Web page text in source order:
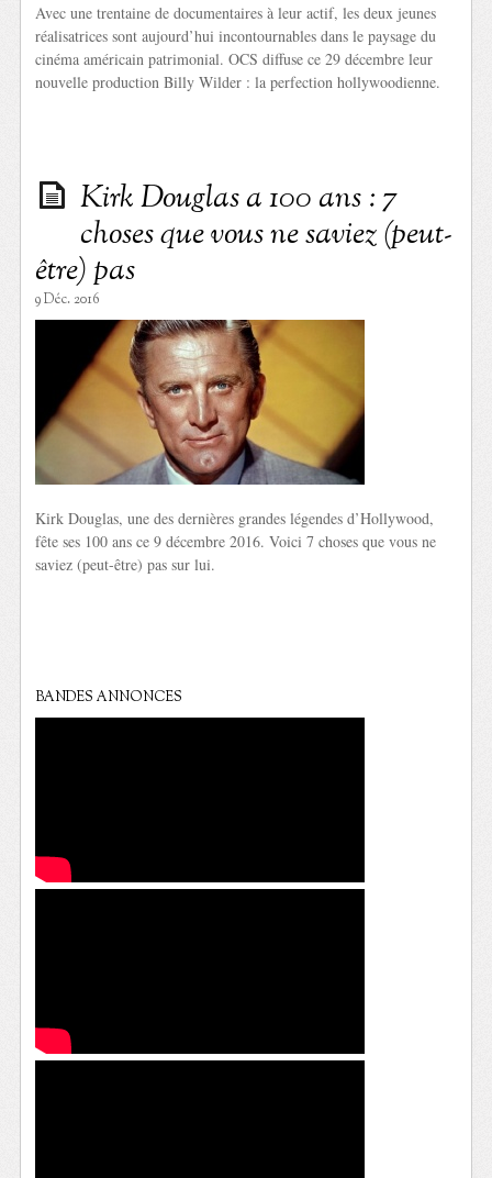
Avec une trentaine de documentaires à leur actif, les deux jeunes
réalisatrices sont aujourd’hui incontournables dans le paysage du
cinéma américain patrimonial. OCS diffuse ce 29 décembre leur
nouvelle production Billy Wilder : la perfection hollywoodienne.
Kirk Douglas a 100 ans : 7
choses que vous ne saviez (peut-
être) pas
9 Déc. 2016
Kirk Douglas, une des dernières grandes légendes d’Hollywood,
fête ses 100 ans ce 9 décembre 2016. Voici 7 choses que vous ne
saviez (peut-être) pas sur lui.
BANDES ANNONCES